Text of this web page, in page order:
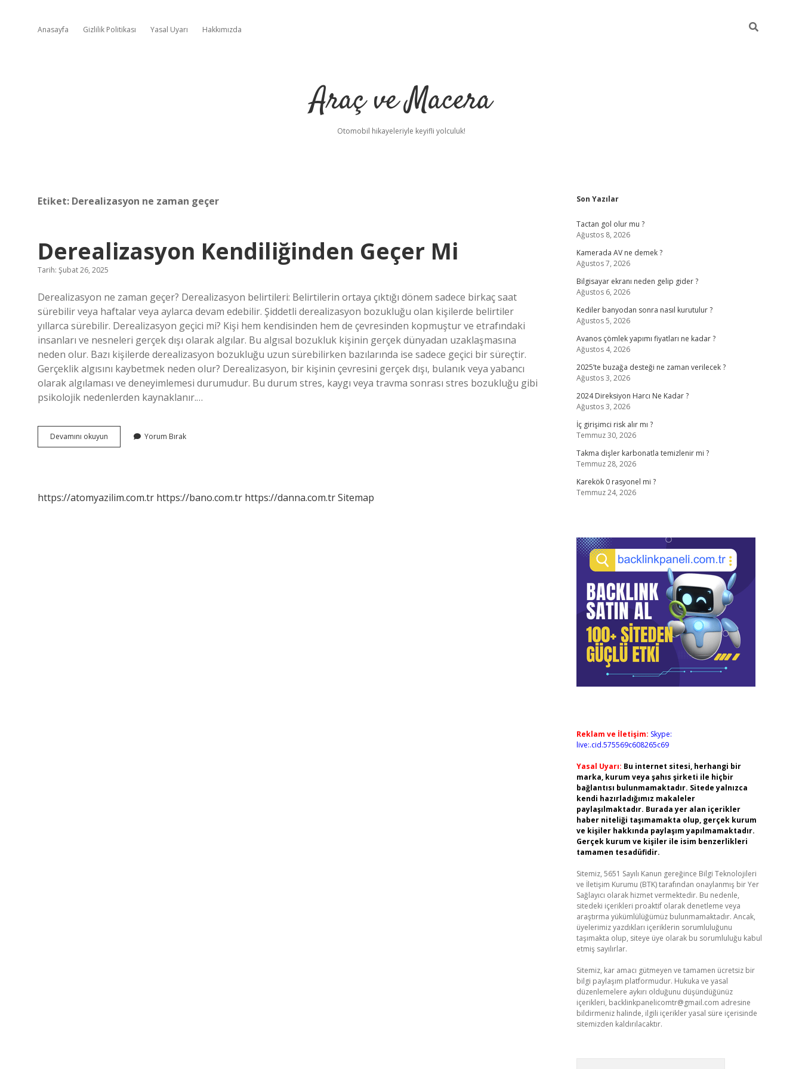
Anasayfa Gizlilik Politikası Yasal Uyarı Hakkımızda
Araç ve Macera
Otomobil hikayeleriyle keyifli yolculuk!
Etiket: Derealizasyon ne zaman geçer
Derealizasyon Kendiliğinden Geçer Mi
Tarih: Şubat 26, 2025
Derealizasyon ne zaman geçer? Derealizasyon belirtileri: Belirtilerin ortaya çıktığı dönem sadece birkaç saat
sürebilir veya haftalar veya aylarca devam edebilir. Şiddetli derealizasyon bozukluğu olan kişilerde belirtiler
yıllarca sürebilir. Derealizasyon geçici mi? Kişi hem kendisinden hem de çevresinden kopmuştur ve etrafındaki
insanları ve nesneleri gerçek dışı olarak algılar. Bu algısal bozukluk kişinin gerçek dünyadan uzaklaşmasına
neden olur. Bazı kişilerde derealizasyon bozukluğu uzun sürebilirken bazılarında ise sadece geçici bir süreçtir.
Gerçeklik algısını kaybetmek neden olur? Derealizasyon, bir kişinin çevresini gerçek dışı, bulanık veya yabancı
olarak algılaması ve deneyimlemesi durumudur. Bu durum stres, kaygı veya travma sonrası stres bozukluğu gibi
psikolojik nedenlerden kaynaklanır.…
Devamını okuyun Derealizasyon
Kendiliğinden
Yorum Bırak
https://atomyazilim.com.tr https://bano.com.tr https://danna.com.trSitemap
Sidebar
Son Yazılar
Tactan gol olur mu ?
Ağustos 8, 2026
Kamerada AV ne demek ?
Ağustos 7, 2026
Bilgisayar ekranı neden gelip gider ?
Ağustos 6, 2026
Kediler banyodan sonra nasıl kurutulur ?
Ağustos 5, 2026
Avanos çömlek yapımı fiyatları ne kadar ?
Ağustos 4, 2026
2025’te buzağa desteği ne zaman verilecek ?
Ağustos 3, 2026
2024 Direksiyon Harcı Ne Kadar ?
Ağustos 3, 2026
İç girişimci risk alır mı ?
Temmuz 30, 2026
Takma dişler karbonatla temizlenir mi ?
Temmuz 28, 2026
Karekök 0 rasyonel mi ?
Temmuz 24, 2026
Reklam ve İletişim: Skype:
live:.cid.575569c608265c69
Yasal Uyarı: Bu internet sitesi, herhangi bir
marka, kurum veya şahıs şirketi ile hiçbir
bağlantısı bulunmamaktadır. Sitede yalnızca
kendi hazırladığımız makaleler
paylaşılmaktadır. Burada yer alan içerikler
haber niteliği taşımamakta olup, gerçek kurum
ve kişiler hakkında paylaşım yapılmamaktadır.
Gerçek kurum ve kişiler ile isim benzerlikleri
tamamen tesadüfidir.
Sitemiz, 5651 Sayılı Kanun gereğince Bilgi Teknolojileri
ve İletişim Kurumu (BTK) tarafından onaylanmış bir Yer
Sağlayıcı olarak hizmet vermektedir. Bu nedenle,
sitedeki içerikleri proaktif olarak denetleme veya
araştırma yükümlülüğümüz bulunmamaktadır. Ancak,
üyelerimiz yazdıkları içeriklerin sorumluluğunu
taşımakta olup, siteye üye olarak bu sorumluluğu kabul
etmiş sayılırlar.
Sitemiz, kar amacı gütmeyen ve tamamen ücretsiz bir
bilgi paylaşım platformudur. Hukuka ve yasal
düzenlemelere aykırı olduğunu düşündüğünüz
içerikleri, backlinkpanelicomtr@gmail.com adresine
bildirmeniz halinde, ilgili içerikler yasal süre içerisinde
sitemizden kaldırılacaktır.